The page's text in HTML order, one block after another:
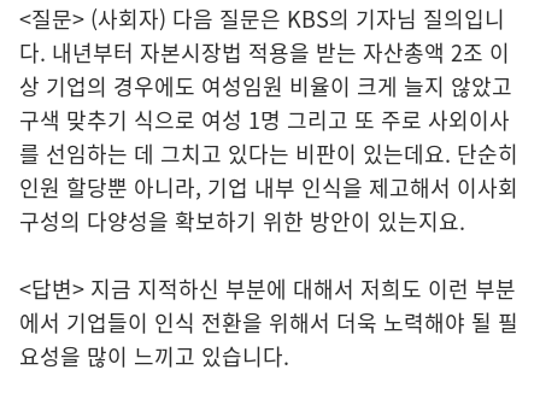
<질문> (사회자) 다음 질문은 KBS의 기자님 질의입니
다. 내년부터 자본시장법 적용을 받는 자산총액 2조 이
상 기업의 경우에도 여성임원 비율이 크게 늘지 않았고
구색 맞추기 식으로 여성 1명 그리고 또 주로 사외이사
를 선임하는 데 그치고 있다는 비판이 있는데요. 단순히
인원 할당뿐 아니라, 기업 내부 인식을 제고해서 이사회
구성의 다양성을 확보하기 위한 방안이 있는지요.
<답변> 지금 지적하신 부분에 대해서 저희도 이런 부분
에서 기업들이 인식 전환을 위해서 더욱 노력해야 될 필
요성을 많이 느끼고 있습니다.